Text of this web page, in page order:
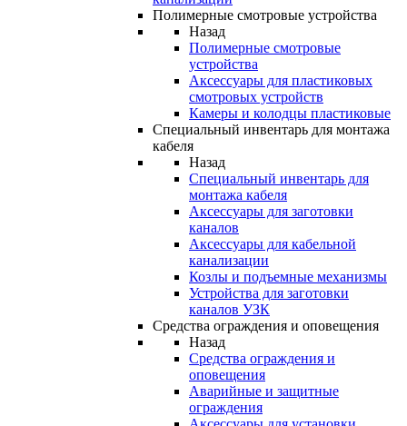
Полимерные смотровые устройства
Назад
Полимерные смотровые
устройства
Аксессуары для пластиковых
смотровых устройств
Камеры и колодцы пластиковые
Специальный инвентарь для монтажа
кабеля
Назад
Специальный инвентарь для
монтажа кабеля
Аксессуары для заготовки
каналов
Аксессуары для кабельной
канализации
Козлы и подъемные механизмы
Устройства для заготовки
каналов УЗК
Средства ограждения и оповещения
Назад
Средства ограждения и
оповещения
Аварийные и защитные
ограждения